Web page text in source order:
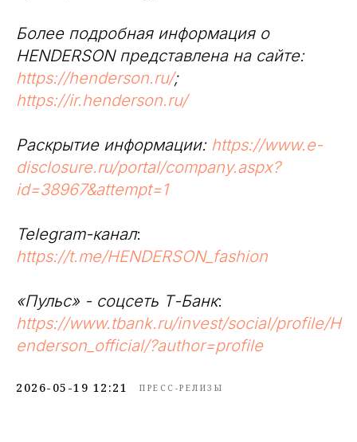
Более подробная информация о
HENDERSON представлена на сайте:
https://henderson.ru/;
https://ir.henderson.ru/
Раскрытие информации: https://www.e-
disclosure.ru/portal/company.aspx?
id=38967&attempt=1
Telegram-канал:
https://t.me/HENDERSON_fashion
«Пульс» - соцсеть Т-Банк:
https://www.tbank.ru/invest/social/profile/H
enderson_official/?author=profile
2026-05-19 12:21 ПРЕСС-РЕЛИЗЫ